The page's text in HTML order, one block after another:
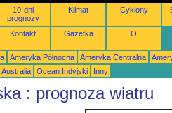
10-dni
prognozy
Klimat Cyklony
Kontakt Gazetka O
Ameryka Północna Ameryka Centralna
Australia Ocean Indyjski Inny
: prognoza wiatru